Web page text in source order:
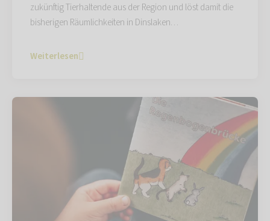
zukünftig Tierhaltende aus der Region und löst damit die
bisherigen Räumlichkeiten in Dinslaken…
Weiterlesen